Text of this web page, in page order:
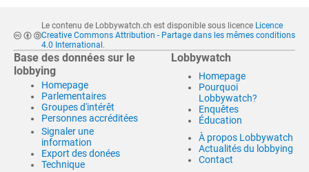
Le contenu de Lobbywatch.ch est disponible sous licence Licence
Creative Commons Attribution - Partage dans les mêmes conditions
4.0 International .
Base des données sur le
lobbying
Homepage
Parlementaires
Groupes d'intérêt
Personnes accréditées
Signaler une
information
Export des donées
Technique
Lobbywatch
Homepage
Pourquoi
Lobbywatch?
Enquêtes
Éducation
À propos Lobbywatch
Actualités du lobbying
Contact